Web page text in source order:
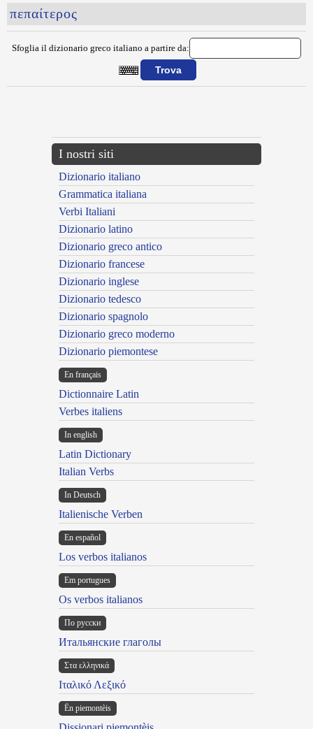
πεπαίτερος
Sfoglia il dizionario greco italiano a partire da:
I nostri siti
Dizionario italiano
Grammatica italiana
Verbi Italiani
Dizionario latino
Dizionario greco antico
Dizionario francese
Dizionario inglese
Dizionario tedesco
Dizionario spagnolo
Dizionario greco moderno
Dizionario piemontese
En français
Dictionnaire Latin
Verbes italiens
In english
Latin Dictionary
Italian Verbs
In Deutsch
Italienische Verben
En español
Los verbos italianos
Em portugues
Os verbos italianos
По русски
Итальянские глаголы
Στα ελληνικά
Ιταλικό Λεξικό
Ën piemontèis